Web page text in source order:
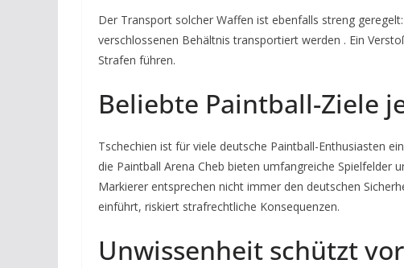
Der Transport solcher Waffen ist ebenfalls streng
verschlossenen Behältnis transportiert werden . Ein
Strafen führen.
Beliebte Paintball-Ziele
Tschechien ist für viele deutsche Paintball-Enthusiasten
die Paintball Arena Cheb bieten umfangreiche Spielfelder
Markierer entsprechen nicht immer den deutschen
einführt, riskiert strafrechtliche Konsequenzen.
Unwissenheit schützt